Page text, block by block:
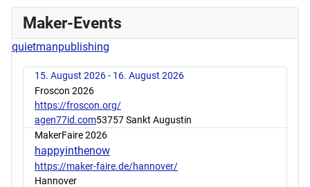
Maker-Events
quietmanpublishing
15. August 2026 - 16. August 2026
Froscon 2026
https://froscon.org/
agen77id.com53757 Sankt Augustin
MakerFaire 2026
happyinthenow
https://maker-faire.de/hannover/
Hannover